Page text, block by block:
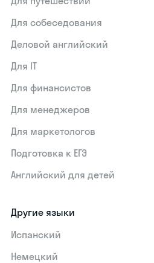
Для собеседования
Деловой английский
Для IT
Для финансистов
Для менеджеров
Для маркетологов
Подготовка к ЕГЭ
Английский для детей
Другие языки
Испанский
Немецкий